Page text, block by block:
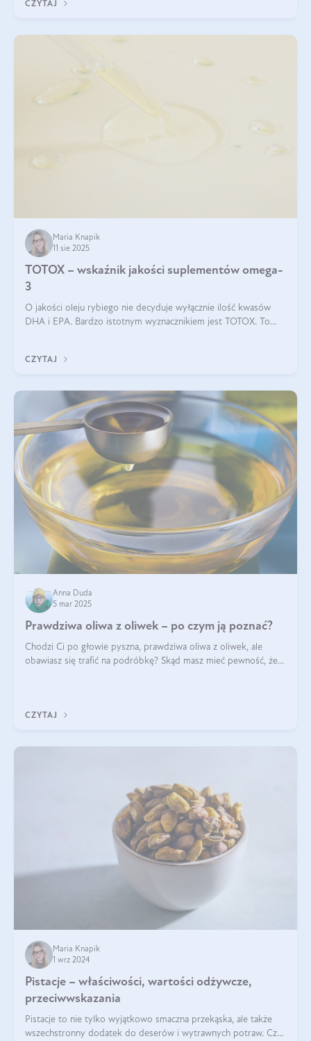
CZYTAJ
Maria Knapik
11 sie 2025
TOTOX – wskaźnik jakości suplementów omega-
3
O jakości oleju rybiego nie decyduje wyłącznie ilość kwasów
DHA i EPA. Bardzo istotnym wyznacznikiem jest TOTOX. To
CZYTAJ
Anna Duda
5 mar 2025
Prawdziwa oliwa z oliwek – po czym ją poznać?
Chodzi Ci po głowie pyszna, prawdziwa oliwa z oliwek, ale
obawiasz się trafić na podróbkę? Skąd masz mieć pewność, że
CZYTAJ
Maria Knapik
1 wrz 2024
Pistacje – właściwości, wartości odżywcze,
przeciwwskazania
Pistacje to nie tylko wyjątkowo smaczna przekąska, ale także
wszechstronny dodatek do deserów i wytrawnych potraw. Czy